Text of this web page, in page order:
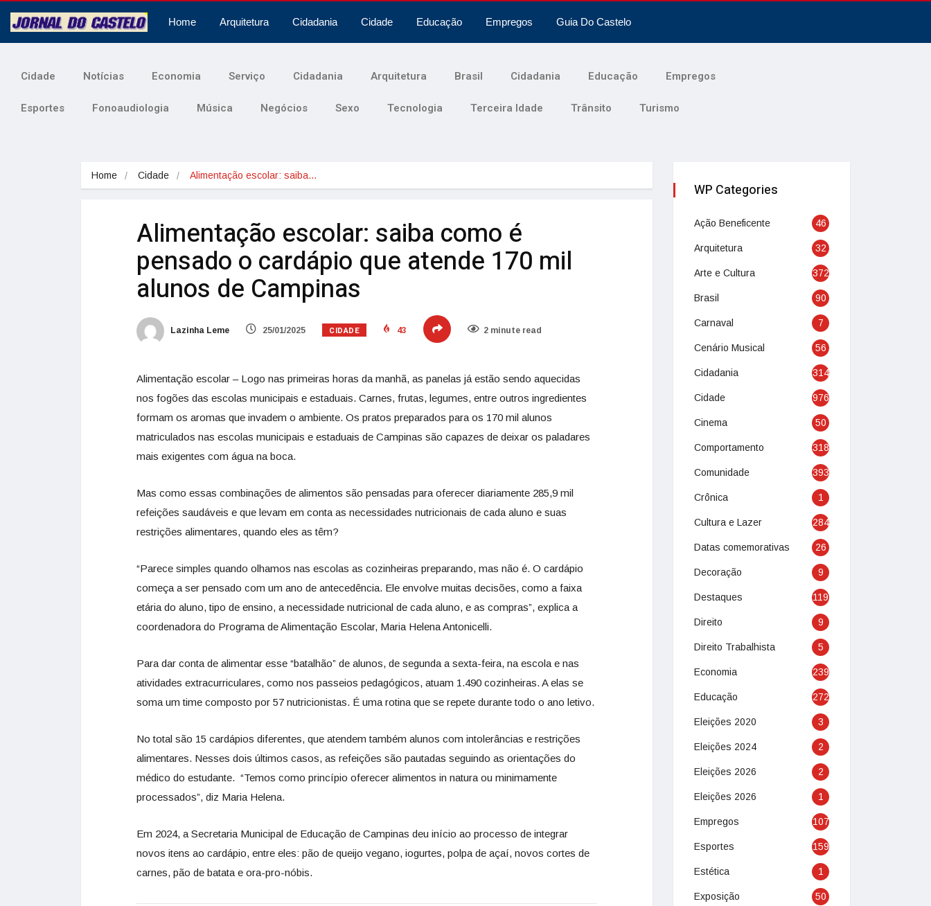
Home Arquitetura Cidadania Cidade Educação Empregos Guia Do Castelo
Cidade Notícias Economia Serviço Cidadania Arquitetura Brasil Cidadania Educação Empregos
Esportes Fonoaudiologia Música Negócios Sexo Tecnologia Terceira Idade Trânsito Turismo
Home Cidade Alimentação escolar: saiba…
Alimentação escolar: saiba como é
pensado o cardápio que atende 170 mil
alunos de Campinas
Lazinha Leme 25/01/2025 CIDADE 43 2 minute read
Alimentação escolar – Logo nas primeiras horas da manhã, as panelas já estão sendo aquecidas
nos fogões das escolas municipais e estaduais. Carnes, frutas, legumes, entre outros ingredientes
formam os aromas que invadem o ambiente. Os pratos preparados para os 170 mil alunos
matriculados nas escolas municipais e estaduais de Campinas são capazes de deixar os paladares
mais exigentes com água na boca.
Mas como essas combinações de alimentos são pensadas para oferecer diariamente 285,9 mil
refeições saudáveis e que levam em conta as necessidades nutricionais de cada aluno e suas
restrições alimentares, quando eles as têm?
“Parece simples quando olhamos nas escolas as cozinheiras preparando, mas não é. O cardápio
começa a ser pensado com um ano de antecedência. Ele envolve muitas decisões, como a faixa
etária do aluno, tipo de ensino, a necessidade nutricional de cada aluno, e as compras”, explica a
coordenadora do Programa de Alimentação Escolar, Maria Helena Antonicelli.
Para dar conta de alimentar esse “batalhão” de alunos, de segunda a sexta-feira, na escola e nas
atividades extracurriculares, como nos passeios pedagógicos, atuam 1.490 cozinheiras. A elas se
soma um time composto por 57 nutricionistas. É uma rotina que se repete durante todo o ano letivo.
No total são 15 cardápios diferentes, que atendem também alunos com intolerâncias e restrições
alimentares. Nesses dois últimos casos, as refeições são pautadas seguindo as orientações do
médico do estudante. “Temos como princípio oferecer alimentos in natura ou minimamente
processados”, diz Maria Helena.
Em 2024, a Secretaria Municipal de Educação de Campinas deu início ao processo de integrar
novos itens ao cardápio, entre eles: pão de queijo vegano, iogurtes, polpa de açaí, novos cortes de
carnes, pão de batata e ora-pro-nóbis.
WP Categories
Ação Beneficente 46
Arquitetura 32
Arte e Cultura 372
Brasil 90
Carnaval 7
Cenário Musical 56
Cidadania 314
Cidade 976
Cinema 50
Comportamento 318
Comunidade 393
Crônica 1
Cultura e Lazer 284
Datas comemorativas 26
Decoração 9
Destaques 119
Direito 9
Direito Trabalhista 5
Economia 239
Educação 272
Eleições 2020 3
Eleições 2024 2
Eleições 2026 2
Eleições 2026 1
Empregos 107
Esportes 159
Estética 1
Exposição 50